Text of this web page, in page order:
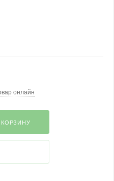
онлайн
КОРЗИНУ